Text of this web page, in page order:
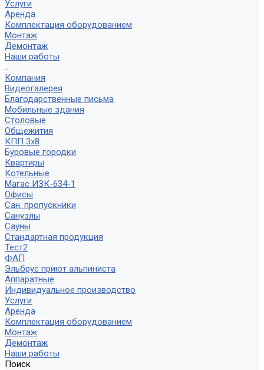
Услуги
Аренда
Комплектация оборудованием
Монтаж
Демонтаж
Наши работы
...
Компания
Видеогалерея
Благодарственные письма
Мобильные здания
Столовые
Общежития
КПП 3х8
Буровые городки
Квартиры
Котельные
Магас ИЗК-634-1
Офисы
Сан. пропускники
Санузлы
Сауны
Стандартная продукция
Тест2
ФАП
Эльбрус приют альпиниста
Аппаратные
Индивидуальное производство
Услуги
Аренда
Комплектация оборудованием
Монтаж
Демонтаж
Наши работы
Поиск